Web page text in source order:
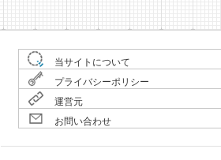
当サイトについて
プライバシーポリシー
運営元
お問い合わせ